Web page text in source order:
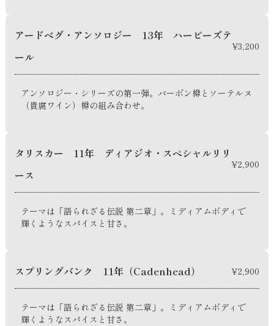
アードベグ・アンソロジー 13年 ハーピーズテ
ール
¥3,200
アンソロジー・シリーズの第一弾。バーボン樽とソーテルヌ
（貴腐ワイン）樽の組み合わせ。
タリスカー 11年 ディアジオ・スペシャルリリ
ース
¥2,900
テーマは「語られざる伝説 第二章」。ミディアムボディで
輝くようなスパイスと甘さ。
スプリングバンク 11年（Cadenhead） ¥2,900
テーマは「語られざる伝説 第二章」。ミディアムボディで
輝くようなスパイスと甘さ。